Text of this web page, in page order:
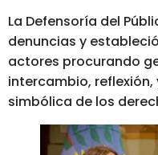
La Defensoría del
denuncias y
actores procurando
intercambio,
simbólica de los